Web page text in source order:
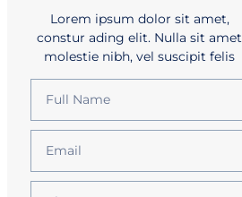
Lorem ipsum dolor sit amet,
constur ading elit. Nulla sit amet
molestie nibh, vel suscipit felis